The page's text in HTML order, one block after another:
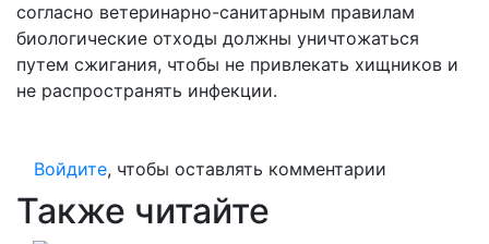
согласно ветеринарно-санитарным правилам
биологические отходы должны уничтожаться
путем сжигания, чтобы не привлекать хищников и
не распространять инфекции.
Войдите, чтобы оставлять комментарии
Также читайте